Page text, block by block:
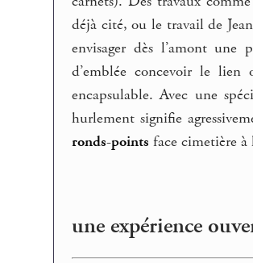
déjà cité, ou le travail de
envisager dès l’amont
d’emblée concevoir le
encapsulable. Avec une
hurlement signifie
ronds-points face cimetière
une expérience